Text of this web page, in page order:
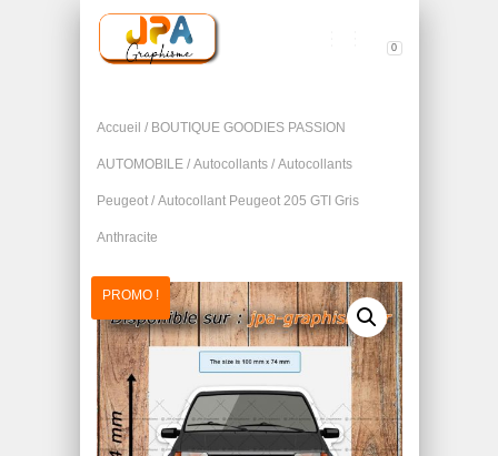
TOGGLE NAVIGATION
0
Accueil / BOUTIQUE GOODIES PASSION
AUTOMOBILE/ Autocollants/ Autocollants
Peugeot/ Autocollant Peugeot 205 GTI Gris
Anthracite
PROMO !